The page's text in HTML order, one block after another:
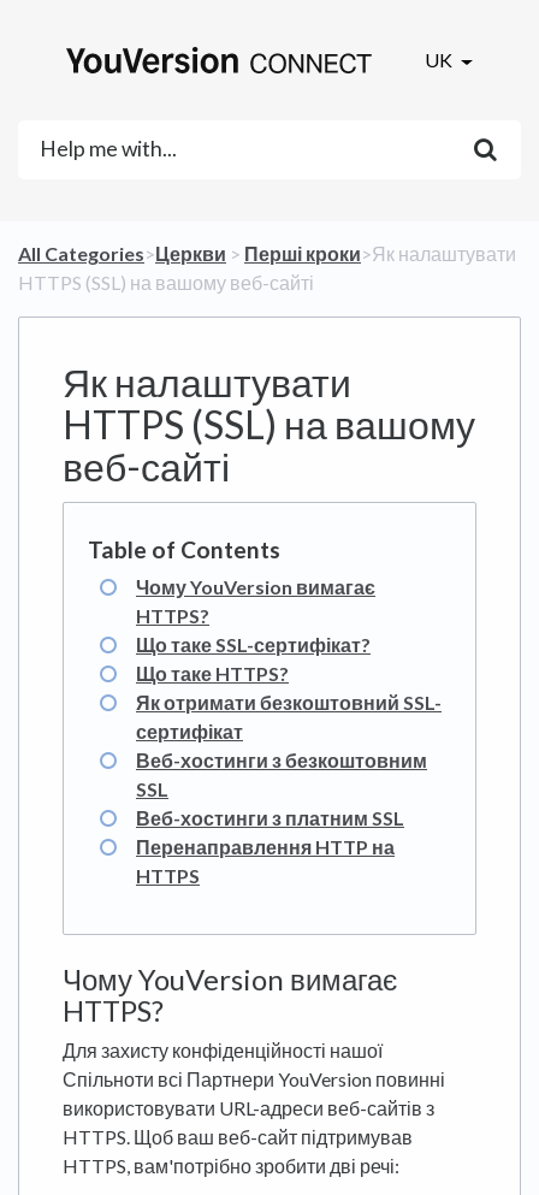
UK
All Categories​>​​Церкви ​ > ​ ​Перші кроки​>​ Як налаштувати
HTTPS (SSL) на вашому веб-сайті
Як налаштувати
HTTPS (SSL) на вашому
веб-сайті
Чому YouVersion вимагає
HTTPS?
Що таке SSL-сертифікат?
Що таке HTTPS?
Як отримати безкоштовний SSL-
сертифікат
Веб-хостинги з безкоштовним
SSL
Веб-хостинги з платним SSL
Перенаправлення HTTP на
HTTPS
Чому YouVersion вимагає
HTTPS?
Для захисту конфіденційності нашої
Спільноти всі Партнери YouVersion повинні
використовувати URL-адреси веб-сайтів з
HTTPS. Щоб ваш веб-сайт підтримував
HTTPS, вам'потрібно зробити дві речі: